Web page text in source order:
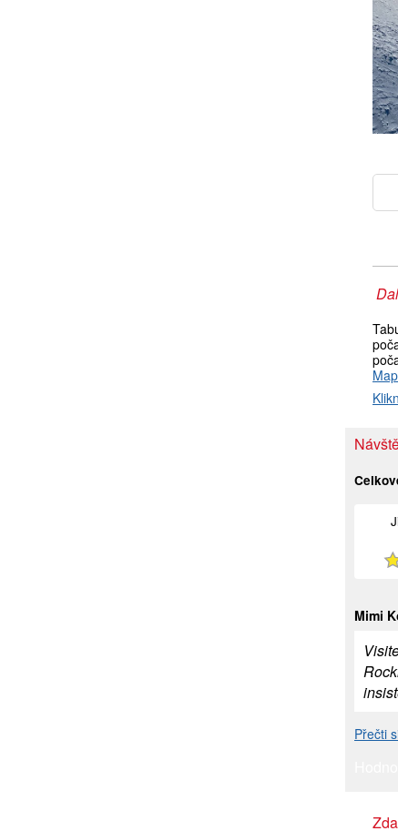
Mimi
Přečti